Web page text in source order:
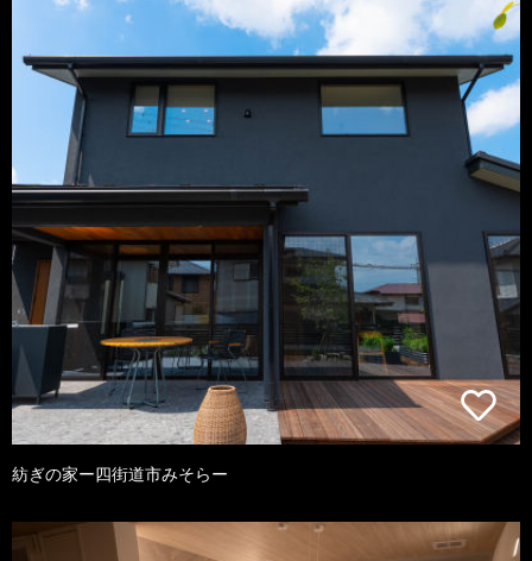
紡ぎの家ー四街道市みそらー